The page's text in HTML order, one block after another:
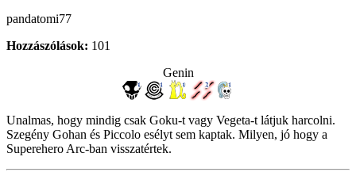
pandatomi77
Hozzászólások: 101
Genin
Unalmas, hogy mindig csak Goku-t vagy Vegeta-t látjuk harcolni.
Szegény Gohan és Piccolo esélyt sem kaptak. Milyen, jó hogy a
Superehero Arc-ban visszatértek.